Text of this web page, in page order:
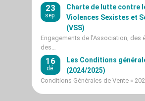
23
sep.
Charte de lutte contre
Violences Sexistes et
(VSS)
Engagements de l’Association, des
des…
16
dé.
Les Conditions
(2024/2025)
Conditions Générales de Vente «